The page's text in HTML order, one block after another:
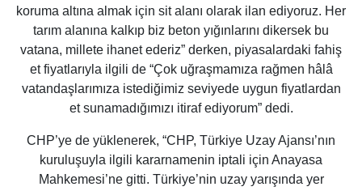
koruma altına almak için sit alanı olarak ilan ediyoruz. Her
tarım alanına kalkıp biz beton yığınlarını dikersek bu
vatana, millete ihanet ederiz” derken, piyasalardaki fahiş
et fiyatlarıyla ilgili de “Çok uğraşmamıza rağmen hâlâ
vatandaşlarımıza istediğimiz seviyede uygun fiyatlardan
et sunamadığımızı itiraf ediyorum” dedi.
CHP’ye de yüklenerek, “CHP, Türkiye Uzay Ajansı’nın
kuruluşuyla ilgili kararnamenin iptali için Anayasa
Mahkemesi’ne gitti. Türkiye’nin uzay yarışında yer